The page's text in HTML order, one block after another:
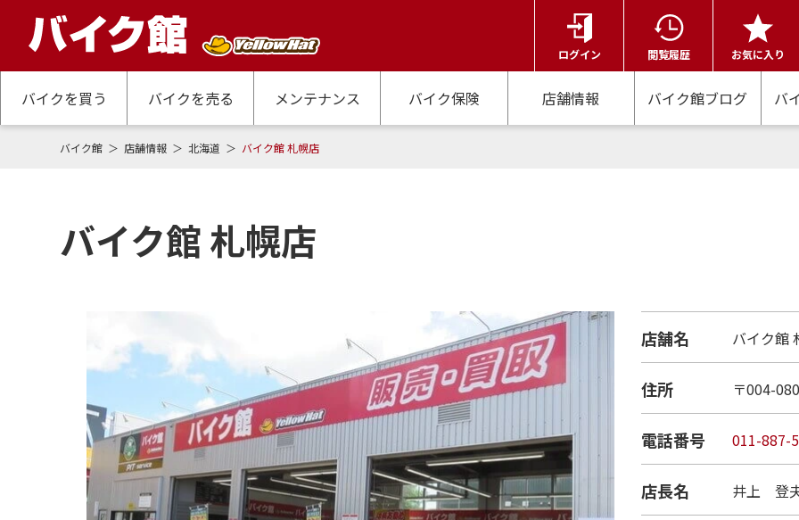
ログイン 閲覧履歴 お気に入り
バイクを買う バイクを売る メンテナンス バイク保険 店舗情報 バイク館ブログ バ
バイク館 店舗情報 北海道 バイク館 札幌店
バイク館 札幌店
店舗名 バイク館
住所 〒004-
電話番号 011-887-
店長名 井上 登